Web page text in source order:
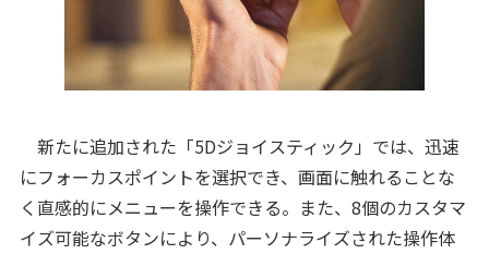
新たに追加された「5Dジョイスティック」では、迅速
にフォーカスポイントを選択でき、画面に触れることな
く直感的にメニューを操作できる。また、8個のカスタマ
イズ可能なボタンにより、パーソナライズされた操作体